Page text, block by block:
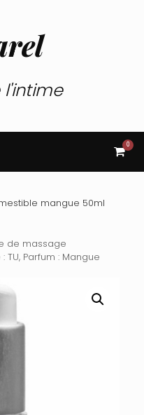
l'intime
View
cart
0
mangue 50ml
de massage
Parfum : Mangue